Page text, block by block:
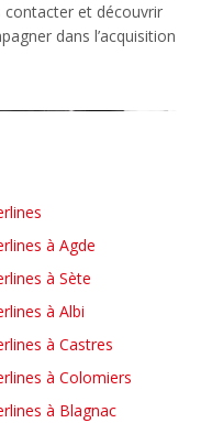
contacter et découvrir
dans l’acquisition
à Agde
à Sète
à Albi
à Castres
à Colomiers
à Blagnac